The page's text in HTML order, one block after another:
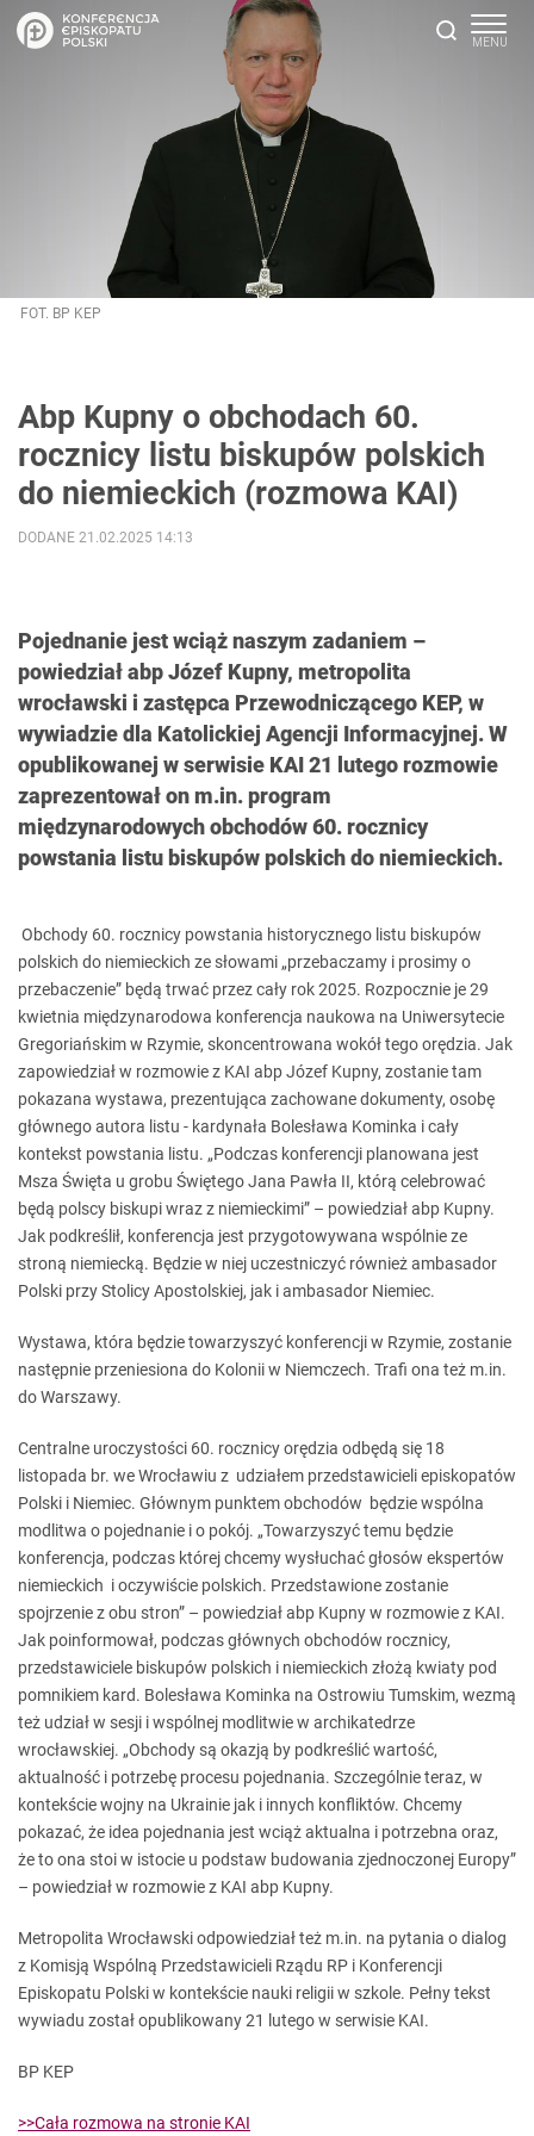
FOT. BP KEP
Abp Kupny o obchodach 60.
rocznicy listu biskupów polskich
do niemieckich (rozmowa KAI)
Pojednanie jest wciąż naszym zadaniem –
powiedział abp Józef Kupny, metropolita
wrocławski i zastępca Przewodniczącego KEP, w
wywiadzie dla Katolickiej Agencji Informacyjnej. W
opublikowanej w serwisie KAI 21 lutego rozmowie
zaprezentował on m.in. program
międzynarodowych obchodów 60. rocznicy
powstania listu biskupów polskich do niemieckich.
DODANE 21.02.2025 14:13
Obchody 60. rocznicy powstania historycznego listu biskupów
polskich do niemieckich ze słowami „przebaczamy i prosimy o
przebaczenie” będą trwać przez cały rok 2025. Rozpocznie je 29
kwietnia międzynarodowa konferencja naukowa na Uniwersytecie
Gregoriańskim w Rzymie, skoncentrowana wokół tego orędzia. Jak
zapowiedział w rozmowie z KAI abp Józef Kupny, zostanie tam
pokazana wystawa, prezentująca zachowane dokumenty, osobę
głównego autora listu - kardynała Bolesława Kominka i cały
kontekst powstania listu. „Podczas konferencji planowana jest
Msza Święta u grobu Świętego Jana Pawła II, którą celebrować
będą polscy biskupi wraz z niemieckimi” – powiedział abp Kupny.
Jak podkreślił, konferencja jest przygotowywana wspólnie ze
stroną niemiecką. Będzie w niej uczestniczyć również ambasador
Polski przy Stolicy Apostolskiej, jak i ambasador Niemiec.
Wystawa, która będzie towarzyszyć konferencji w Rzymie, zostanie
następnie przeniesiona do Kolonii w Niemczech. Trafi ona też m.in.
do Warszawy.
Centralne uroczystości 60. rocznicy orędzia odbędą się 18
listopada br. we Wrocławiu z udziałem przedstawicieli episkopatów
Polski i Niemiec. Głównym punktem obchodów będzie wspólna
modlitwa o pojednanie i o pokój. „Towarzyszyć temu będzie
konferencja, podczas której chcemy wysłuchać głosów ekspertów
niemieckich i oczywiście polskich. Przedstawione zostanie
spojrzenie z obu stron” – powiedział abp Kupny w rozmowie z KAI.
Jak poinformował, podczas głównych obchodów rocznicy,
przedstawiciele biskupów polskich i niemieckich złożą kwiaty pod
pomnikiem kard. Bolesława Kominka na Ostrowiu Tumskim, wezmą
też udział w sesji i wspólnej modlitwie w archikatedrze
wrocławskiej. „Obchody są okazją by podkreślić wartość,
aktualność i potrzebę procesu pojednania. Szczególnie teraz, w
kontekście wojny na Ukrainie jak i innych konfliktów. Chcemy
pokazać, że idea pojednania jest wciąż aktualna i potrzebna oraz,
że to ona stoi w istocie u podstaw budowania zjednoczonej Europy”
– powiedział w rozmowie z KAI abp Kupny.
Metropolita Wrocławski odpowiedział też m.in. na pytania o dialog
z Komisją Wspólną Przedstawicieli Rządu RP i Konferencji
Episkopatu Polski w kontekście nauki religii w szkole. Pełny tekst
wywiadu został opublikowany 21 lutego w serwisie KAI.
BP KEP
>>Cała rozmowa na stronie KAI